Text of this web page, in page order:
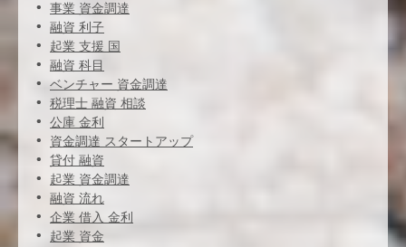
事業 資金調達
融資 利子
起業 支援 国
融資 科目
ベンチャー 資金調達
税理士 融資 相談
公庫 金利
資金調達 スタートアップ
貸付 融資
起業 資金調達
融資 流れ
企業 借入 金利
起業 資金